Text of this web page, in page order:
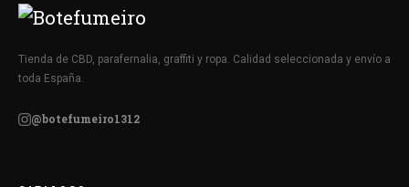
Tienda de CBD, parafernalia, graffiti y ropa. Calidad seleccionada y envío a
toda España.
@botefumeiro1312